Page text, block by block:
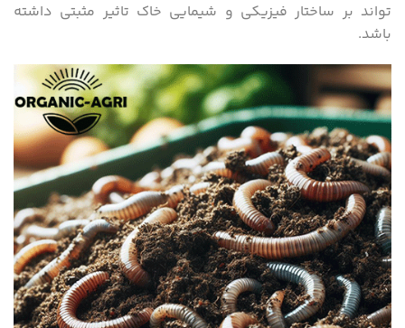
تواند بر ساختار فیزیکی و شیمایی خاک تاثیر مثبتی داشته
باشد.